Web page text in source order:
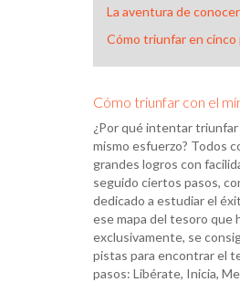
La aventura de
Cómo triunfar en cinco
Cómo triunfar con el
¿Por qué intentar triunfar
mismo esfuerzo? Todos
grandes logros con
seguido ciertos pasos,
dedicado a estudiar el
ese mapa del tesoro que
exclusivamente, se
pistas para encontrar el
pasos: Libérate, Inicia,